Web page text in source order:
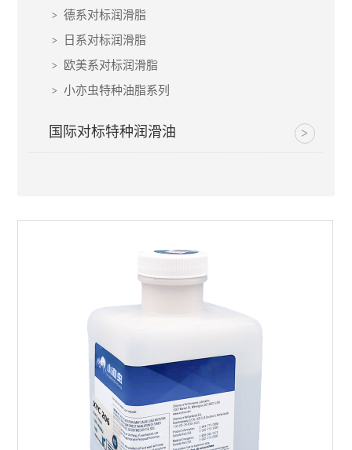
德系对标润滑脂
日系对标润滑脂
欧美系对标润滑脂
小亦虫特种油脂系列
国际对标特种润滑油